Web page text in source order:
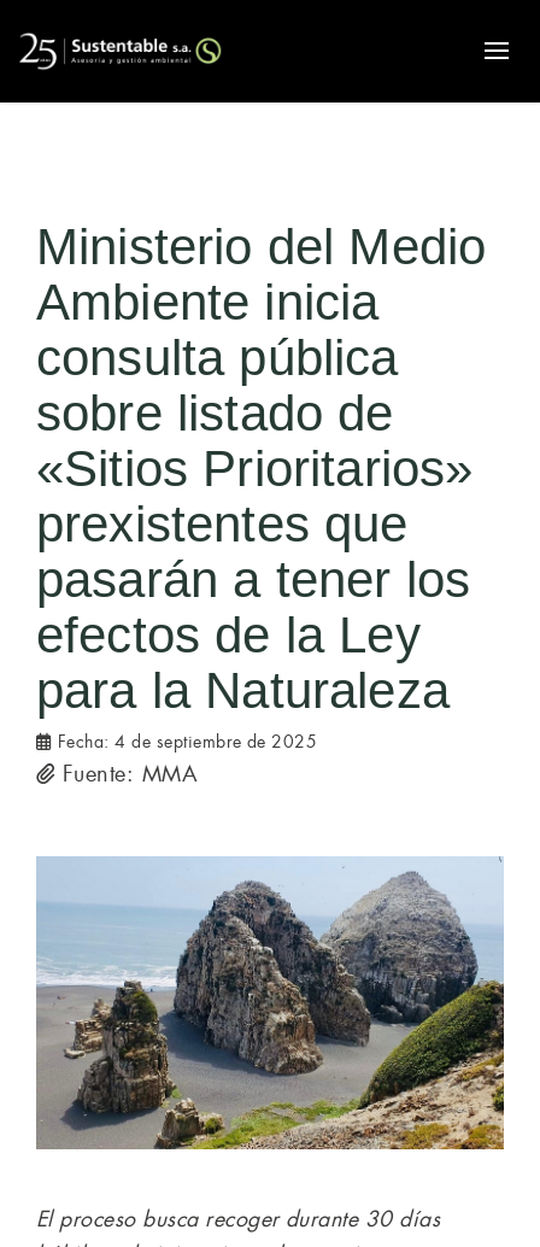
Ministerio del Medio
Ambiente inicia
consulta pública
sobre listado de
«Sitios Prioritarios»
prexistentes que
pasarán a tener los
efectos de la Ley
para la Naturaleza
Fecha:4 de septiembre de 2025
Fuente: MMA
El proceso busca recoger durante 30 días